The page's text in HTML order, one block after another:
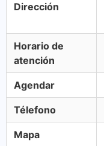
Dirección
Horario de
atención
Agendar
Télefono
Mapa